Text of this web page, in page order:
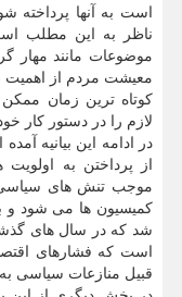
است به آنها پرداخته
ناظر به این مطلب
موضوعات مانند مهار
معیشت مردم از اهمیت
کوتاه ترین زمان
لازم را در دستور کار
در ادامه این بیانیه
از پرداختن به
موجب تنش های
کمیسیون ها می شود و
شد که در سال های
است که فشارهای
قبیل منازعات سیاسی